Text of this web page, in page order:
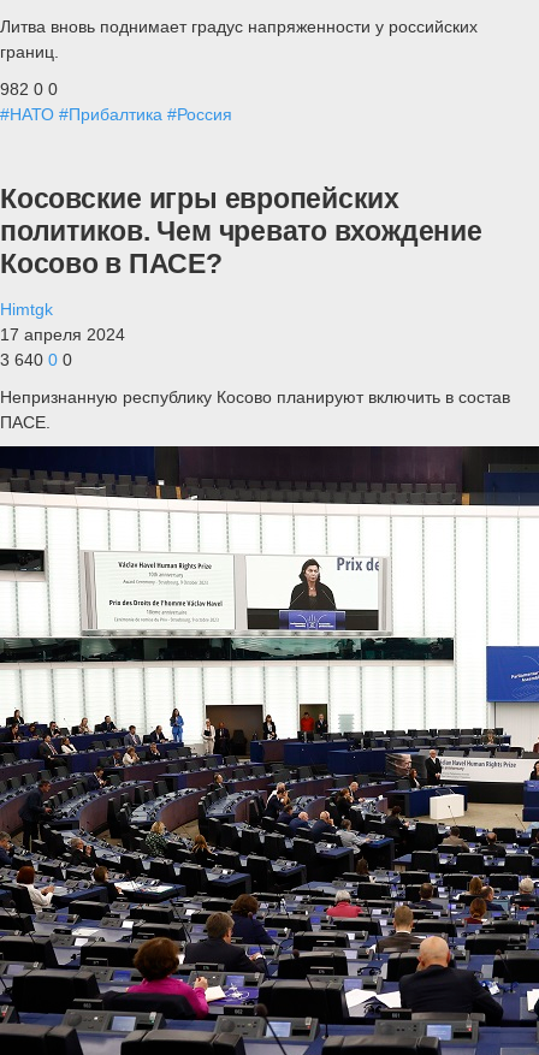
Литва вновь поднимает градус напряженности у российских
границ.
982 0 0
#НАТО #Прибалтика #Россия
Косовские игры европейских
политиков. Чем чревато вхождение
Косово в ПАСЕ?
Himtgk
17 апреля 2024
3 640 0 0
Непризнанную республику Косово планируют включить в состав
ПАСЕ.